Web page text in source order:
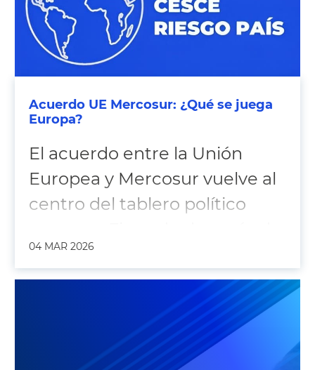
Acuerdo UE Mercosur: ¿Qué se juega
Europa?
El acuerdo entre la Unión
Europea y Mercosur vuelve al
centro del tablero político
casi tres décadas de
negociaciones, entra en su
fase decisiva: la ratificación. La
urgencia estratégica choca
con una Eurocámara
04 MAR 2026